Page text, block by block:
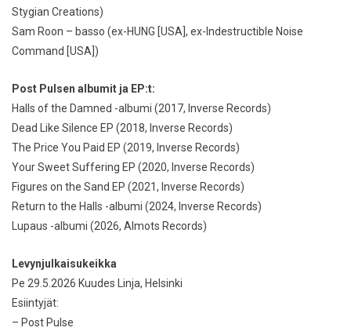
Stygian Creations)
Sam Roon – basso (ex-HUNG [USA], ex-Indestructible Noise
Command [USA])
Post Pulsen albumit ja EP:t:
Halls of the Damned -albumi (2017, Inverse Records)
Dead Like Silence EP (2018, Inverse Records)
The Price You Paid EP (2019, Inverse Records)
Your Sweet Suffering EP (2020, Inverse Records)
Figures on the Sand EP (2021, Inverse Records)
Return to the Halls -albumi (2024, Inverse Records)
Lupaus -albumi (2026, Almots Records)
Levynjulkaisukeikka
Pe 29.5.2026 Kuudes Linja, Helsinki
Esiintyjät:
– Post Pulse